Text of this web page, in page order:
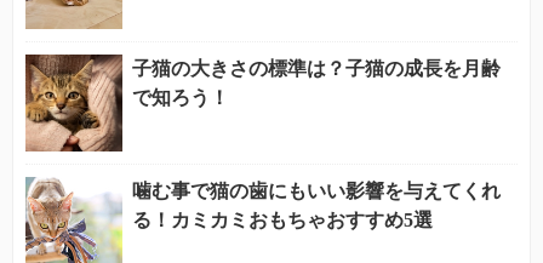
子猫の大きさの標準は？子猫の成長を月齢
で知ろう！
噛む事で猫の歯にもいい影響を与えてくれ
る！カミカミおもちゃおすすめ5選